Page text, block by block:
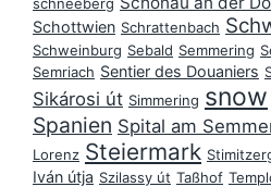
Schottwien Schrattenbach
Schweinburg Sebald Semmering
Semriach Sentier des Douaniers
Sikárosi út Simmering snow
Spanien Spital am
Lorenz Steiermark
Iván útja Szilassy út Taßhof